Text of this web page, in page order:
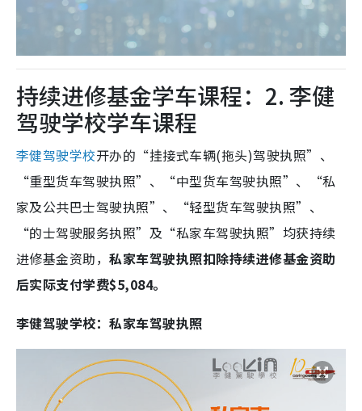
持续进修基金学车课程：2. 李健
驾驶学校学车课程
李健驾驶学校开办的“挂接式车辆(拖头)驾驶执照”、
“重型货车驾驶执照”、“中型货车驾驶执照”、“私
家及公共巴士驾驶执照”、“轻型货车驾驶执照”、
“的士驾驶服务执照”及“私家车驾驶执照”均获持续
进修基金资助，私家车驾驶执照扣除持续进修基金资助
后实际支付学费$5,084。
李健驾驶学校：私家车驾驶执照